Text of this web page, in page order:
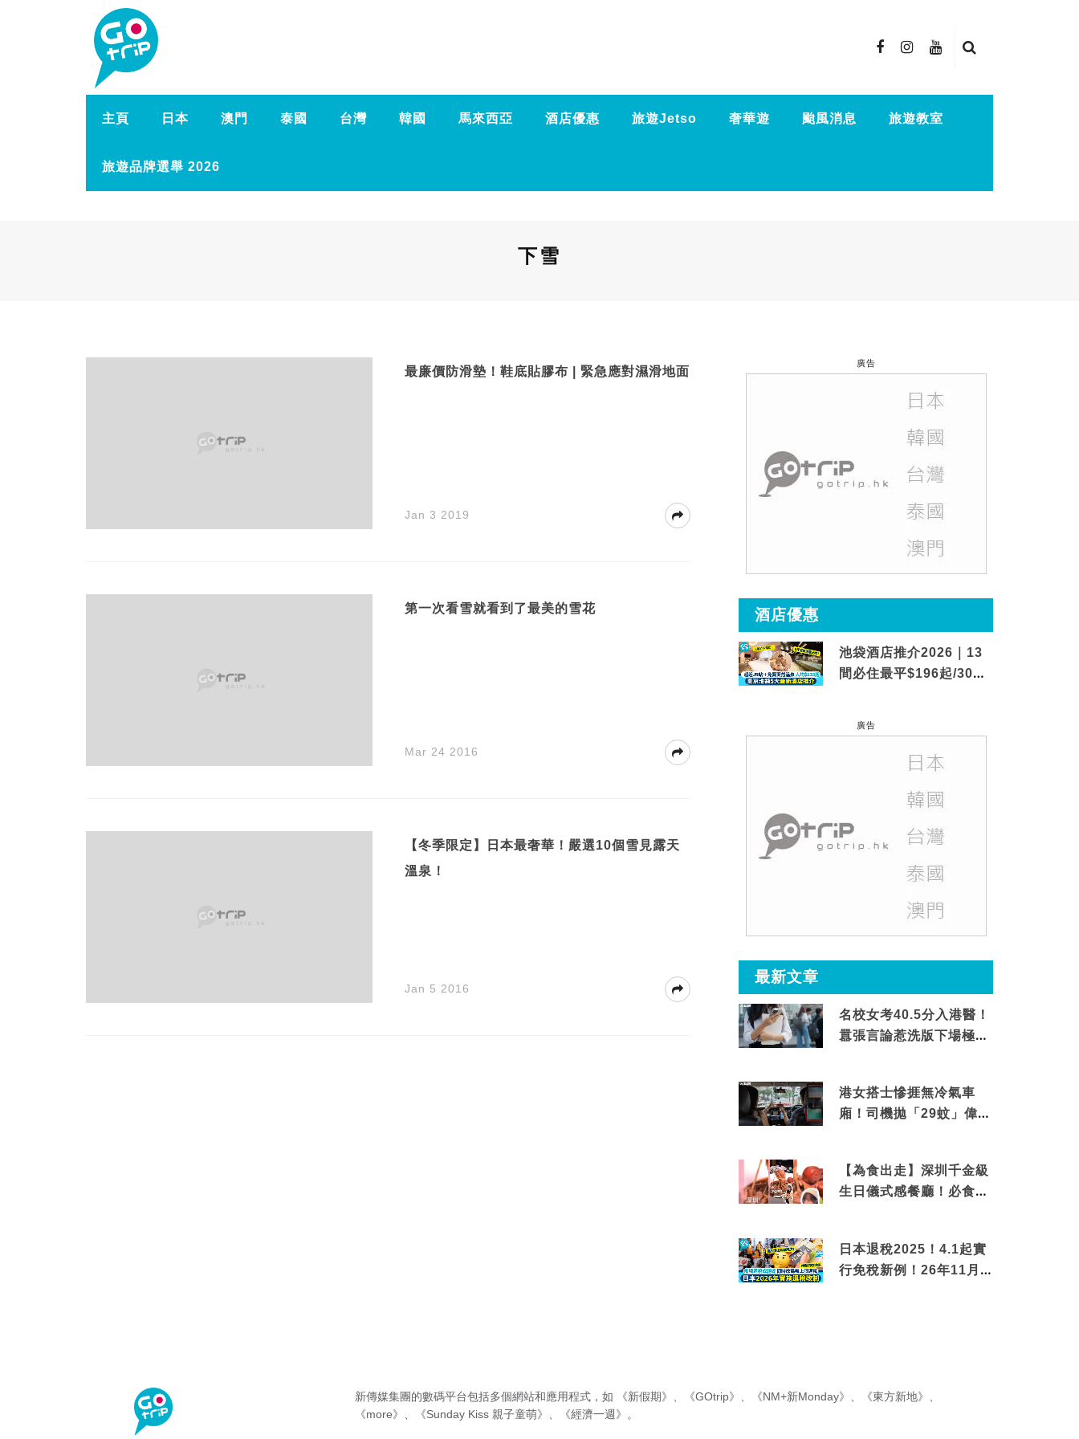
主頁 日本 澳門 泰國 台灣 韓國 馬來西亞 酒店優惠 旅遊Jetso 奢華遊 颱風消息 旅遊教室
旅遊品牌選舉 2026
下雪
最廉價防滑墊！鞋底貼膠布 | 緊急應對濕滑地面
Jan 3 2019
第一次看雪就看到了最美的雪花
Mar 24 2016
【冬季限定】日本最奢華！嚴選10個雪見露天
溫泉！
Jan 5 2016
廣告
酒店優惠
池袋酒店推介2026｜13
間必住最平$196起/30秒
廣告
最新文章
名校女考40.5分入港醫！
囂張言論惹洗版下場極震
港女搭士慘捱無冷氣車
廂！司機拋「29蚊」偉論
【為食出走】深圳千金級
生日儀式感餐廳！必食失
日本退稅2025！4.1起實
行免稅新例！26年11月
新傳媒集團的數碼平台包括多個網站和應用程式，如 《新假期》 《GOtrip》 《NM+新Monday》 《東方新地》
《more》
《Sunday Kiss 親子童萌》 《經濟一週》 。